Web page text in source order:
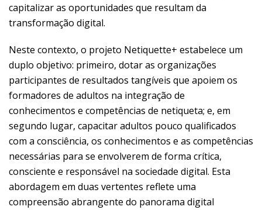
capitalizar as oportunidades que resultam da
transformação digital.
Neste contexto, o projeto Netiquette+ estabelece um
duplo objetivo: primeiro, dotar as organizações
participantes de resultados tangíveis que apoiem os
formadores de adultos na integração de
conhecimentos e competências de netiqueta; e, em
segundo lugar, capacitar adultos pouco qualificados
com a consciência, os conhecimentos e as competências
necessárias para se envolverem de forma crítica,
consciente e responsável na sociedade digital. Esta
abordagem em duas vertentes reflete uma
compreensão abrangente do panorama digital